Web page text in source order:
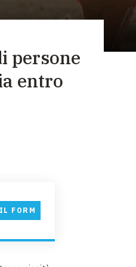
persone
entro
FORM